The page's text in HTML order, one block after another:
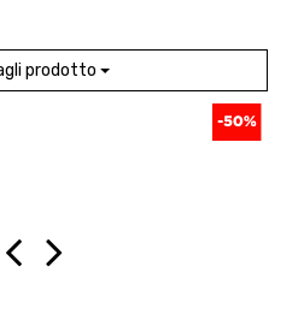
prodotto